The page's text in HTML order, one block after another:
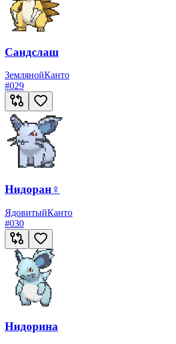
Сандслаш
ЗемлянойКанто
#029
Нидоран♀
ЯдовитыйКанто
#030
Нидорина